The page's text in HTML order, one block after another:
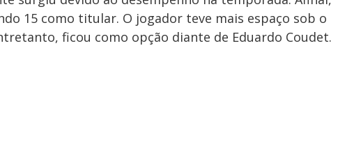
15 como titular. O jogador teve mais espaço sob o
ficou como opção diante de Eduardo Coudet.